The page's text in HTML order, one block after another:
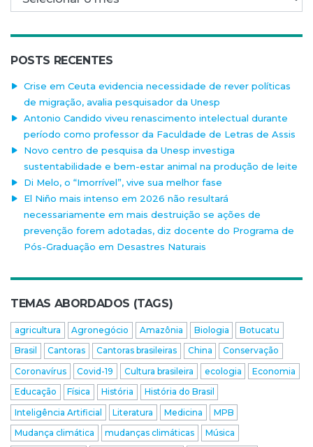
POSTS RECENTES
Crise em Ceuta evidencia necessidade de rever políticas
de migração, avalia pesquisador da Unesp
Antonio Candido viveu renascimento intelectual durante
período como professor da Faculdade de Letras de Assis
Novo centro de pesquisa da Unesp investiga
sustentabilidade e bem-estar animal na produção de leite
Di Melo, o “Imorrível”, vive sua melhor fase
El Niño mais intenso em 2026 não resultará
necessariamente em mais destruição se ações de
prevenção forem adotadas, diz docente do Programa de
Pós-Graduação em Desastres Naturais
TEMAS ABORDADOS (TAGS)
agricultura Agronegócio Amazônia Biologia
Botucatu
Brasil
Cantoras Cantoras brasileiras China
Conservação
Coronavírus
Covid-19 Cultura brasileira ecologia
Economia
Educação
Física História
História do Brasil
Inteligência Artificial
Literatura Medicina
MPB
Mudança climática
mudanças climáticas
Música